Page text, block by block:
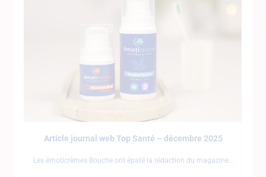
Article journal web Top Santé – décembre 2025
Les émoticrèmes Bouche ont épaté la rédaction du magazine